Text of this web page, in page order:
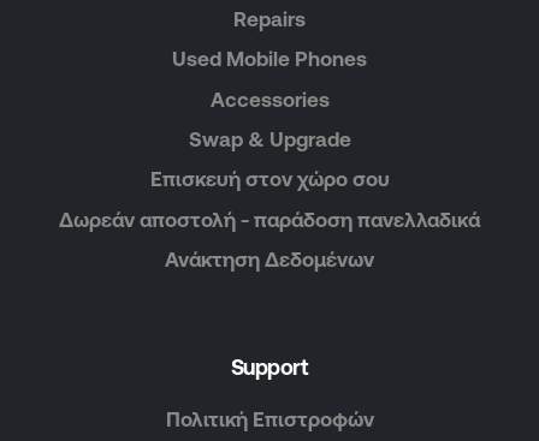
Repairs
Used Mobile Phones
Accessories
Swap & Upgrade
Επισκευή στον χώρο σου
Δωρεάν αποστολή - παράδοση πανελλαδικά
Ανάκτηση Δεδομένων
Support
Πολιτική Επιστροφών